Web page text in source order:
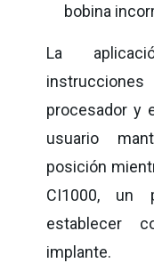
bobina
La
procesador y
usuario
posición
CI1000, un
establecer
implante.